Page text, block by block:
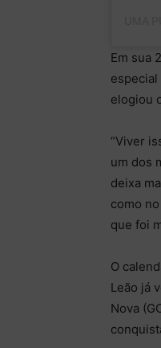
Em sua
elogiou
“Viver
um dos
deixa
como
que foi
O
Leão já
Nova